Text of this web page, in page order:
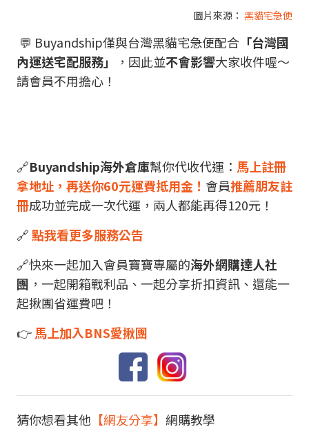
圖片來源： 黑貓宅急便
💬 Buyandship僅與台灣黑貓宅急便配合 「台灣國
內運送宅配服務」
，因此並不會影響大家收件喔～
請會員不用擔心！
🔗Buyandship海外倉庫幫你代收代運： 馬上註冊
拿地址，再送你60元運費抵用金！ 會員推薦朋友註
冊成功並完成一次代運，兩人都能再得120元！
🔗點我看更多服務公告
🔗快來一起加入會員寶寶專屬的海外網購達人社
團 ，一起開箱戰利品、一起分享折扣資訊、還能一
起揪團省運費吧！
👉馬上加入BNS愛揪團
猜你想看其他 【網友分享】 網購教學